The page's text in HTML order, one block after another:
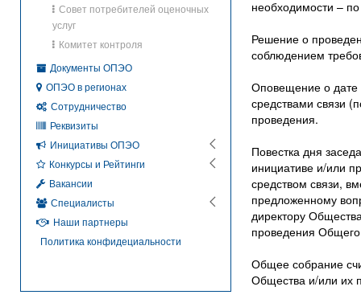
необходимости –
Решение о
соблюдением
Оповещение о
средствами связи
проведения.
Повестка дня
инициативе и/или
средством связи,
предложенному
директору
проведения
Общее собрание
Общества и/или их
Совет потребителей оценочных
услуг
Комитет контроля
Документы ОПЭО
ОПЭО в регионах
Сотрудничество
Реквизиты
Инициативы ОПЭО
Конкурсы и Рейтинги
Вакансии
Специалисты
Наши партнеры
Политика конфидециальности